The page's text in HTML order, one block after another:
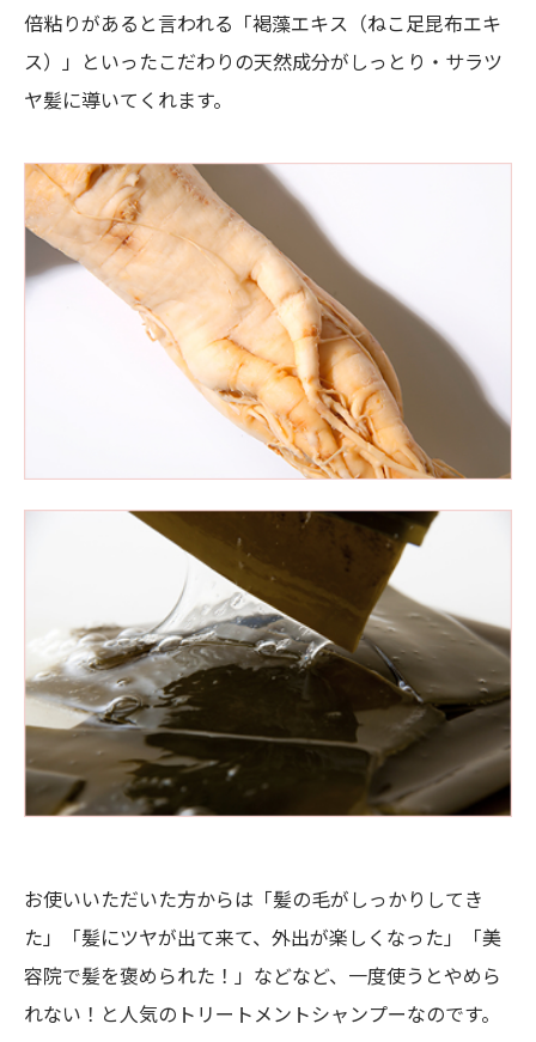
倍粘りがあると言われる「褐藻エキス（ねこ足昆布エキ
ス）」といったこだわりの天然成分がしっとり・サラツ
ヤ髪に導いてくれます。
お使いいただいた方からは「髪の毛がしっかりしてき
た」「髪にツヤが出て来て、外出が楽しくなった」「美
容院で髪を褒められた！」などなど、一度使うとやめら
れない！と人気のトリートメントシャンプーなのです。